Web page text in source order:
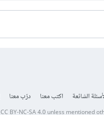
الشائعة اكتب معنا درّب معنا